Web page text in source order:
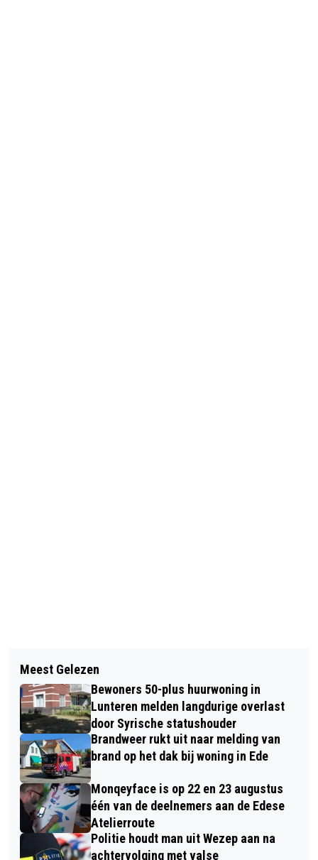
INDIË-BANK ONTHULT DOOR
BURGEMEESTER RENÉ VERHULST OP
HET MEMORIAL PARK EDE
RODE KRUIS OVER SITUATIE TER
APEL: DIT KAN ZO NIET LANGER
Meest Gelezen
Bewoners 50-plus huurwoning in
Lunteren melden langdurige overlast
door Syrische statushouder
Brandweer rukt uit naar melding van
brand op het dak bij woning in Ede
Monqeyface is op 22 en 23 augustus
één van de deelnemers aan de Edese
Atelierroute
Politie houdt man uit Wezep aan na
achtervolging met valse